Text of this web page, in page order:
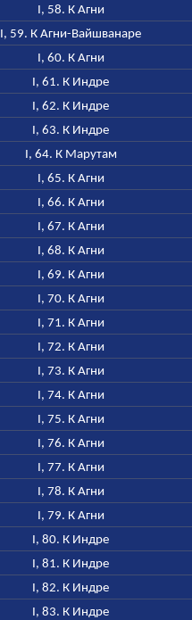
I, 58. К Агни
I, 59. К Агни-Вайшванаре
I, 60. К Агни
I, 61. К Индре
I, 62. К Индре
I, 63. К Индре
I, 64. К Марутам
I, 65. К Агни
I, 66. К Агни
I, 67. К Агни
I, 68. К Агни
I, 69. К Агни
I, 70. К Агни
I, 71. К Агни
I, 72. К Агни
I, 73. К Агни
I, 74. К Агни
I, 75. К Агни
I, 76. К Агни
I, 77. К Агни
I, 78. К Агни
I, 79. К Агни
I, 80. К Индре
I, 81. К Индре
I, 82. К Индре
I, 83. К Индре